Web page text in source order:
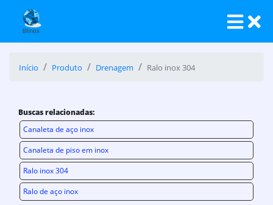
Início Produto Drenagem Ralo inox 304
Buscas relacionadas:
Canaleta de aço inox
Canaleta de piso em inox
Ralo inox 304
Ralo de aço inox